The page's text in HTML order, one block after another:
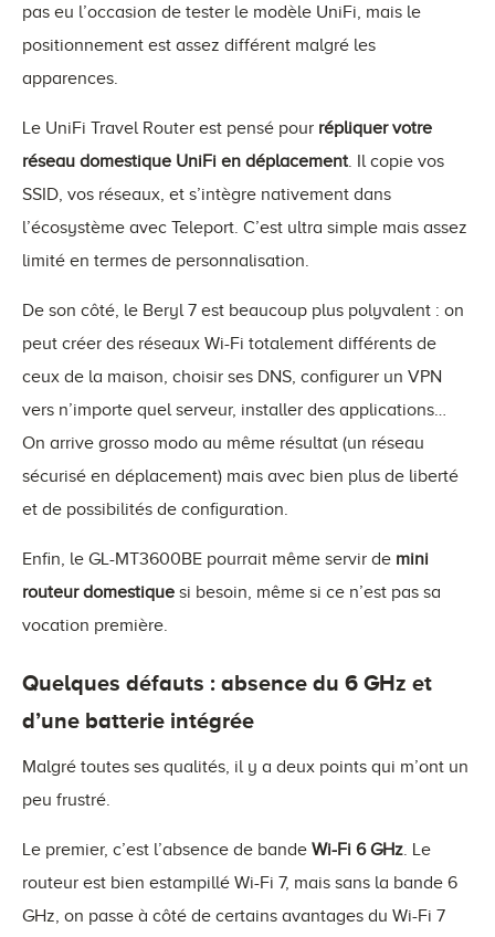
pas eu l’occasion de tester le modèle UniFi, mais le
positionnement est assez différent malgré les
apparences.
Le UniFi Travel Router est pensé pour répliquer votre
réseau domestique UniFi en déplacement. Il copie vos
SSID, vos réseaux, et s’intègre nativement dans
l’écosystème avec Teleport. C’est ultra simple mais assez
limité en termes de personnalisation.
De son côté, le Beryl 7 est beaucoup plus polyvalent : on
peut créer des réseaux Wi-Fi totalement différents de
ceux de la maison, choisir ses DNS, configurer un VPN
vers n’importe quel serveur, installer des applications…
On arrive grosso modo au même résultat (un réseau
sécurisé en déplacement) mais avec bien plus de liberté
et de possibilités de configuration.
Enfin, le GL-MT3600BE pourrait même servir de mini
routeur domestique si besoin, même si ce n’est pas sa
vocation première.
Quelques défauts : absence du 6 GHz et
d’une batterie intégrée
Malgré toutes ses qualités, il y a deux points qui m’ont un
peu frustré.
Le premier, c’est l’absence de bande Wi-Fi 6 GHz. Le
routeur est bien estampillé Wi-Fi 7, mais sans la bande 6
GHz, on passe à côté de certains avantages du Wi-Fi 7